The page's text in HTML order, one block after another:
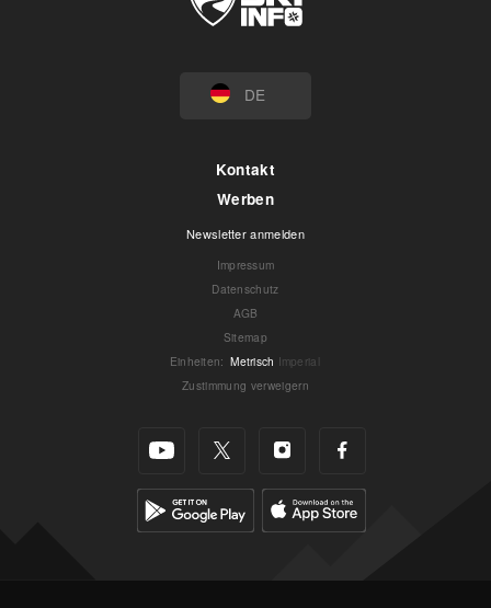
DE
Kontakt
Werben
Newsletter anmelden
Impressum
Datenschutz
AGB
Sitemap
Einheiten: Metrisch Imperial
Zustimmung verweigern